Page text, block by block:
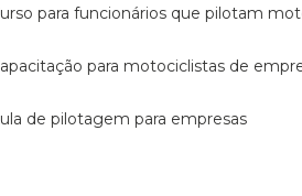
curso para funcionários que pilotam
capacitação para motociclistas de
aula de pilotagem para empresas